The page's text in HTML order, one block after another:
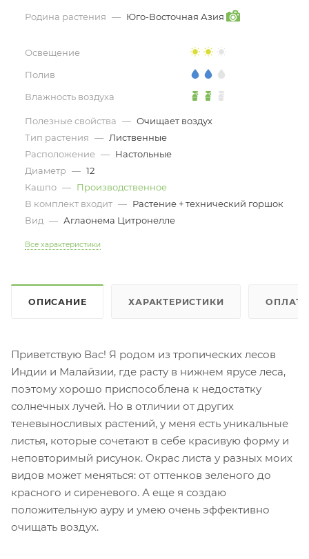
Родина растения — Юго-Восточная Азия
Освещение
Полив
Влажность воздуха
Полезные свойства — Очищает воздух
Тип растения — Лиственные
Расположение — Настольные
Диаметр — 12
Кашпо — Производственное
В комплект входит — Растение + технический горшок
Вид — Аглаонема Цитронелле
Все характеристики
ОПИСАНИЕ ХАРАКТЕРИСТИКИ
Приветствую Вас! Я родом из тропических лесов
Индии и Малайзии, где расту в нижнем ярусе леса,
поэтому хорошо приспособлена к недостатку
солнечных лучей. Но в отличии от других
теневыносливых растений, у меня есть уникальные
листья, которые сочетают в себе красивую форму и
неповторимый рисунок. Окрас листа у разных моих
видов может меняться: от оттенков зеленого до
красного и сиреневого. А еще я создаю
положительную ауру и умею очень эффективно
очищать воздух.